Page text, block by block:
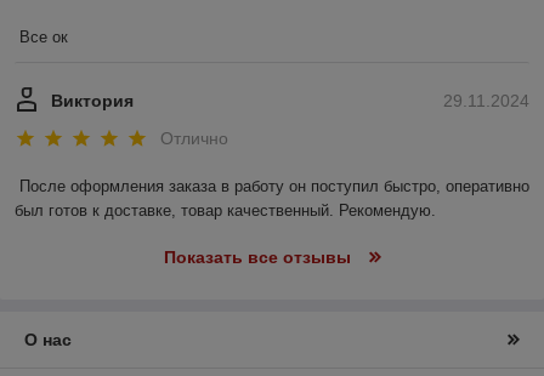
Все ок
29.11.2024
Виктория
Отлично
После оформления заказа в работу он поступил быстро, оперативно
был готов к доставке, товар качественный. Рекомендую.
Показать все отзывы
О нас